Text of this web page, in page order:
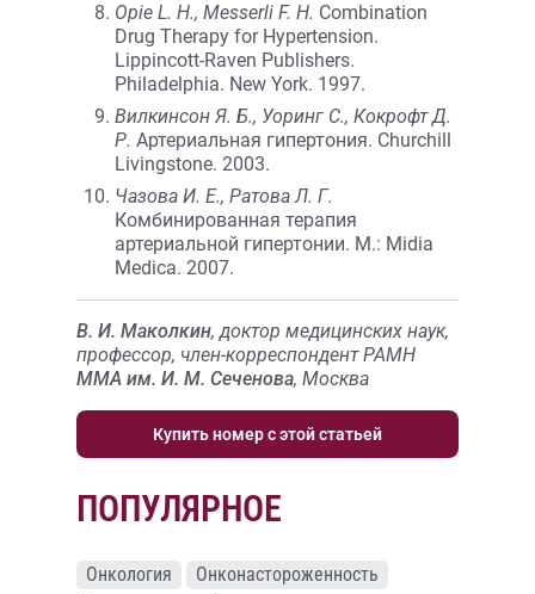
Opie L. H., Messerli F. H. Combination
Drug Therapy for Hypertension.
Lippincott-Raven Publishers.
Philadelphia. New York. 1997.
Вилкинсон Я. Б., Уоринг С., Кокрофт Д.
Р. Артериальная гипертония. Churchill
Livingstone. 2003.
Чазова И. Е., Ратова Л. Г.
Комбинированная терапия
артериальной гипертонии. М.: Midia
Medica. 2007.
В. И. Маколкин, доктор медицинских наук,
профессор, член-корреспондент РАМН
ММА им. И. М. Сеченова, Москва
Купить номер с этой статьей
ПОПУЛЯРНОЕ
Онкология
Онконастороженность